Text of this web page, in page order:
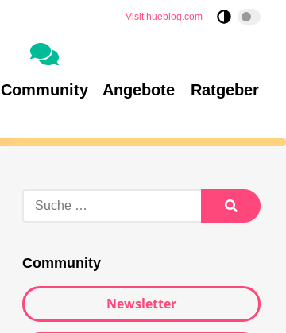
Visit hueblog.com
Community Angebote Ratgeber
Community
Newsletter